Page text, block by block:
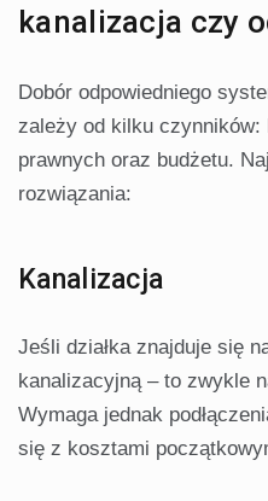
kanalizacja czy
Dobór odpowiedniego
zależy od kilku czynników:
prawnych oraz budżetu.
rozwiązania:
Kanalizacja
Jeśli działka znajduje się
kanalizacyjną – to zwykle
Wymaga jednak
się z kosztami